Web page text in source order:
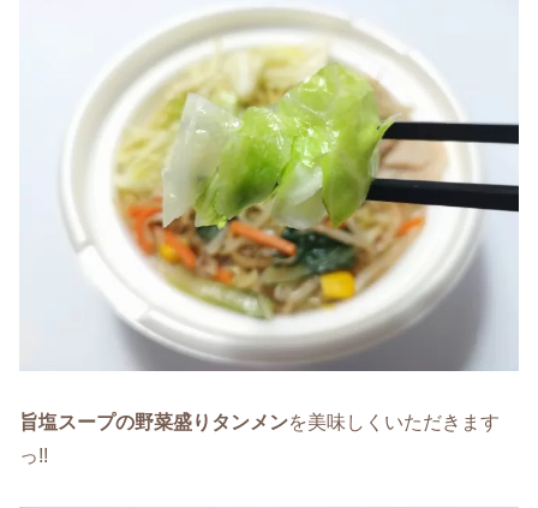
旨塩スープの野菜盛りタンメンを美味しくいただきます
っ!!